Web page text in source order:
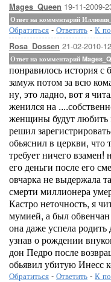
Mages_Queen 19-11-2009-
Ответ на комментарий
Обратиться - Ответить - К
Rosa_Dossen 21-02-2010-
Ответ на комментарий
понравилось история
замуж потом за всю
ну, это ладно, вот я
женился на
женщины будут любить
решил
обьяснил в церкви, что
требует ничего взамен!
его деньги после его
овчарка не выдержала
смерти миллионера
Кастро неточность, я
мумией, а был
она даже успела родить
узнав о рождении
дон Педро после
обьявил убитую Инесс
Обратиться - Ответить - К